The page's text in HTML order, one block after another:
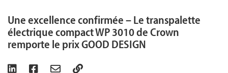
Une excellence confirmée – Le transpalette
électrique compact WP 3010 de Crown
remporte le prix GOOD DESIGN